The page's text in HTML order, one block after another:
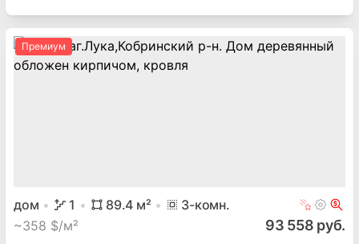
Премиум
дом 1 89.4 м² 3-комн.
~358 $/м² 93 558 руб.